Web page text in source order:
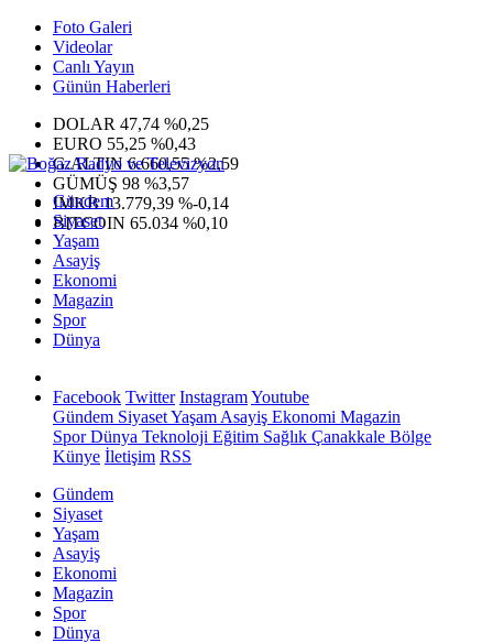
Foto Galeri
Videolar
Canlı Yayın
Günün Haberleri
DOLAR 47,74 %0,25
EURO 55,25 %0,43
G.ALTIN6.660,55 %2,59
GÜMÜŞ 98 %3,57
IMKB13.779,39 %-0,14
BITCOIN 65.034 %0,10
Gündem
Siyaset
Yaşam
Asayiş
Ekonomi
Magazin
Spor
Dünya
Facebook Twitter InstagramYoutube
Gündem SiyasetYaşam Asayiş Ekonomi Magazin
SporDünya Teknoloji Eğitim Sağlık Çanakkale Bölge
Künye İletişim RSS
Gündem
Siyaset
Yaşam
Asayiş
Ekonomi
Magazin
Spor
Dünya